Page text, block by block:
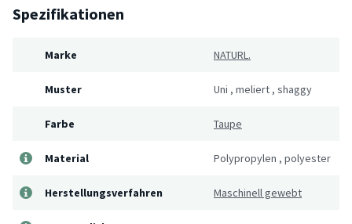
Spezifikationen
Marke NATURL.
Muster Uni , meliert , shaggy
Farbe Taupe
Material Polypropylen , polyester
Herstellungsverfahren Maschinell gewebt